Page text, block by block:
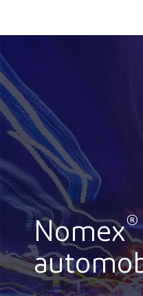
Nomex®